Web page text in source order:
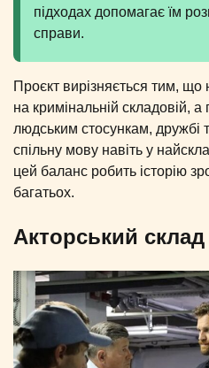
підходах допомагає їм
справи.
Проєкт вирізняється тим,
на кримінальній складовій, а
людським стосункам, дружбі
спільну мову навіть у
цей баланс робить історію
багатьох.
Акторський склад